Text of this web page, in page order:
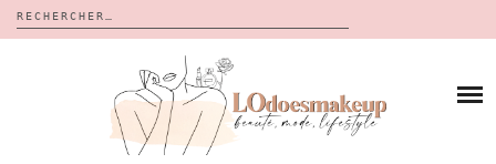
Rechercher :
CALENDRIERS DE L’AVENT
À PROPOS